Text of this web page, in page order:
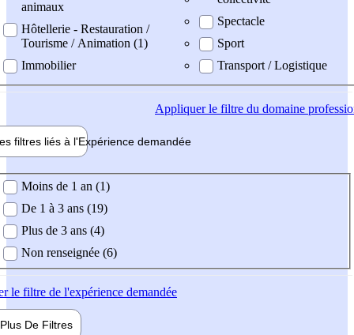
animaux
Hôtellerie - Restauration /
Tourisme / Animation (1)
Immobilier
Spectacle
Sport
Transport / Logistique
Appliquerle filtre du domaine
filtres liés à l'Expérience demandée
demandée
Moins de 1 an (1)
De 1 à 3 ans (19)
Plus de 3 ans (4)
Non renseignée (6)
le filtre de l'expérience demandée
Plus De Filtres